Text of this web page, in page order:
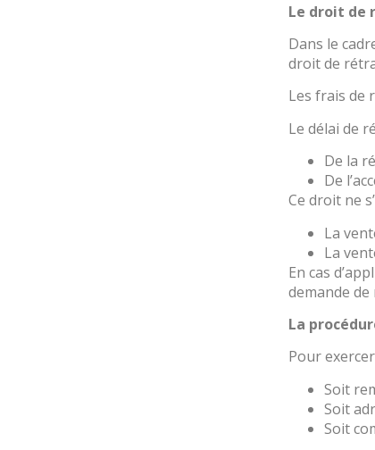
Le droit de
Dans le
droit de
Les frais de
Le délai de
De la
De
Ce droit ne
La
La
En cas
demande
La
Pour
Soit
Soit
Soit